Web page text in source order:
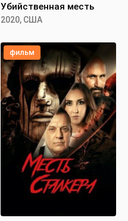
Убийственная месть
2020, США
фильм